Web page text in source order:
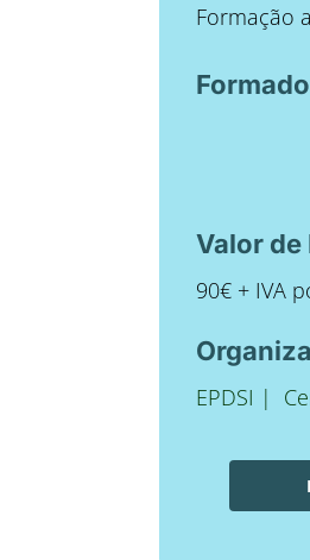
Formação
Valor
90€ + IVA
EPDSI |